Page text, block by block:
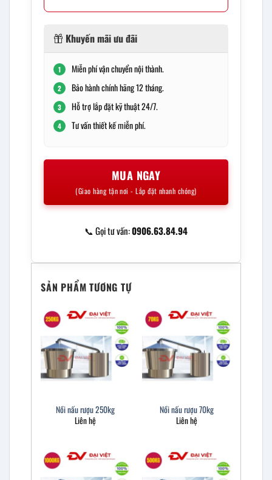
Khuyến mãi ưu đãi
1 Miễn phí vận chuyển nội thành.
2 Bảo hành chính hãng 12 tháng.
3 Hỗ trợ lắp đặt kỹ thuật 24/7.
4 Tư vấn thiết kế miễn phí.
MUA NGAY
(Giao hàng tận nơi - Lắp đặt nhanh chóng)
📞 Gọi tư vấn:0906.63.84.94
SẢN PHẨM TƯƠNG TỰ
Nồi nấu rượu 250kg
Liên hệ
Nồi nấu rượu 70kg
Liên hệ